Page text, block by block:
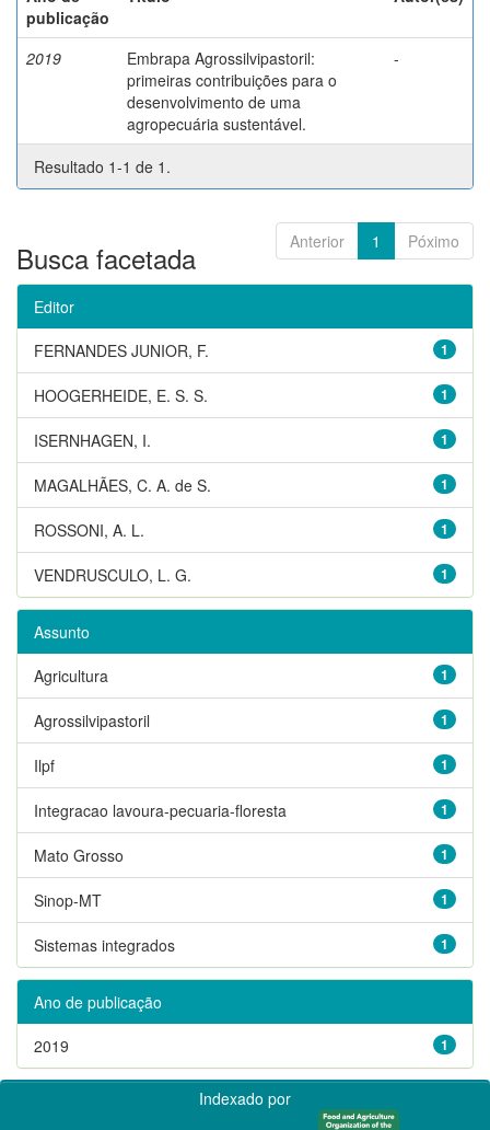
publicação
2019
Embrapa Agrossilvipastoril:
primeiras contribuições para o
desenvolvimento de uma
agropecuária sustentável.
-
Resultado 1-1 de 1.
Anterior 1 Póximo
Busca facetada
Editor
1
FERNANDES JUNIOR, F.
1
HOOGERHEIDE, E. S. S.
1
ISERNHAGEN, I.
1
MAGALHÃES, C. A. de S.
1
ROSSONI, A. L.
1
VENDRUSCULO, L. G.
Assunto
1
Agricultura
1
Agrossilvipastoril
1
Ilpf
1
Integracao lavoura-pecuaria-floresta
1
Mato Grosso
1
Sinop-MT
1
Sistemas integrados
Ano de publicação
1
2019
Indexado por